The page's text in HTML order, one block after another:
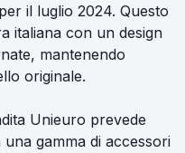
il luglio 2024. Questo
italiana con un design
mantenendo
originale.
Unieuro prevede
una gamma di accessori